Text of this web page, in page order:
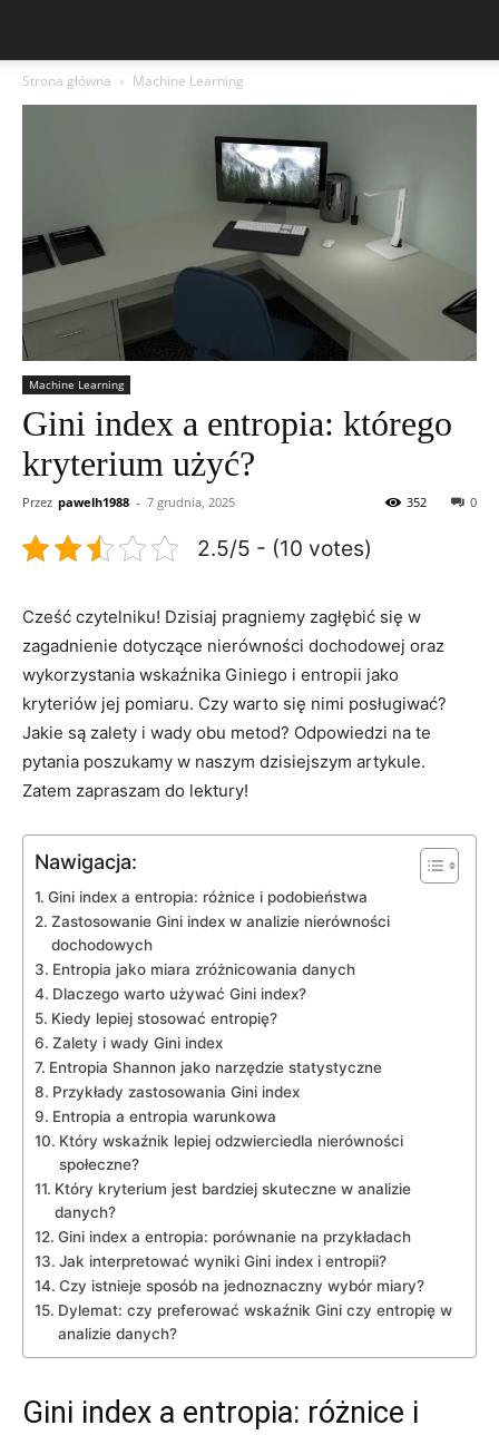
Strona główna Machine Learning
Machine Learning
Gini index a entropia: którego
kryterium użyć?
Przez pawelh1988 - 7 grudnia, 2025 0
352
2.5/5 - (10 votes)
Cześć czytelniku! Dzisiaj ⁤pragniemy zagłębić się w
zagadnienie dotyczące nierówności⁣ dochodowej oraz
wykorzystania wskaźnika⁤ Giniego i entropii jako
kryteriów jej ⁣pomiaru. Czy warto się nimi posługiwać?
Jakie są zalety i wady obu metod? Odpowiedzi na te
pytania poszukamy w naszym dzisiejszym artykule.
Zatem zapraszam do lektury!
Nawigacja:
Gini index a entropia: różnice i podobieństwa
Zastosowanie Gini index w analizie nierówności
dochodowych
Entropia jako miara zróżnicowania danych
Dlaczego warto używać Gini index?
Kiedy lepiej stosować entropię?
Zalety i wady Gini index
Entropia Shannon jako narzędzie statystyczne
Przykłady zastosowania Gini index
Entropia a entropia warunkowa
Który wskaźnik lepiej odzwierciedla nierówności
społeczne?
Który kryterium jest bardziej skuteczne w analizie
danych?
Gini index⁣ a entropia: porównanie na przykładach
Jak interpretować wyniki Gini index i entropii?
Czy istnieje sposób na jednoznaczny wybór miary?
Dylemat: czy preferować wskaźnik Gini czy entropię w
⁢analizie danych?
Gini index a entropia: różnice i